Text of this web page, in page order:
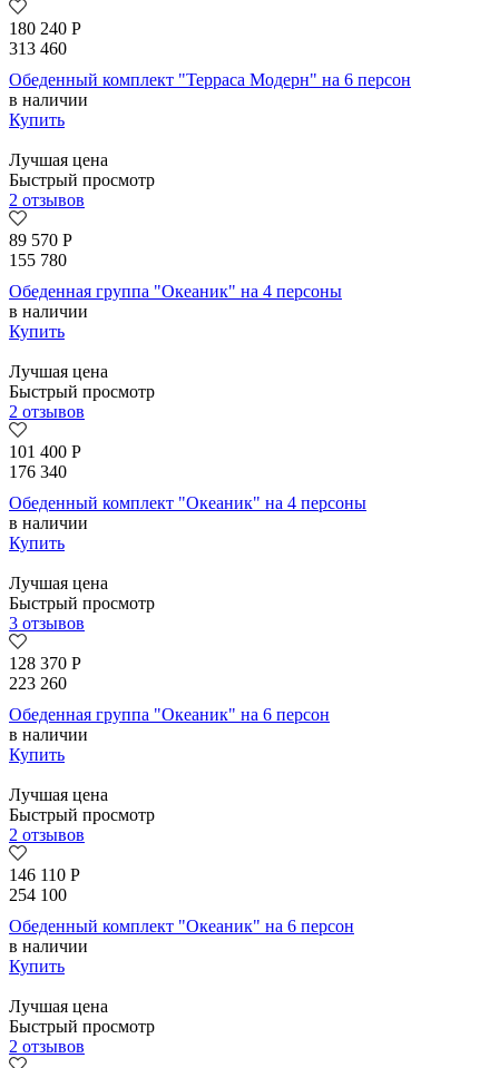
180 240 Р
313 460
Обеденный комплект "Терраса Модерн" на 6 персон
в наличии
Купить
Лучшая цена
Быстрый просмотр
2 отзывов
89 570 Р
155 780
Обеденная группа "Океаник" на 4 персоны
в наличии
Купить
Лучшая цена
Быстрый просмотр
2 отзывов
101 400 Р
176 340
Обеденный комплект "Океаник" на 4 персоны
в наличии
Купить
Лучшая цена
Быстрый просмотр
3 отзывов
128 370 Р
223 260
Обеденная группа "Океаник" на 6 персон
в наличии
Купить
Лучшая цена
Быстрый просмотр
2 отзывов
146 110 Р
254 100
Обеденный комплект "Океаник" на 6 персон
в наличии
Купить
Лучшая цена
Быстрый просмотр
2 отзывов